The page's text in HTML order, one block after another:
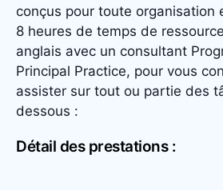
conçus pour toute organisation
8 heures de temps de
anglais avec un consultant
Principal Practice, pour vous
assister sur tout ou partie des
dessous :
Détail des prestations :